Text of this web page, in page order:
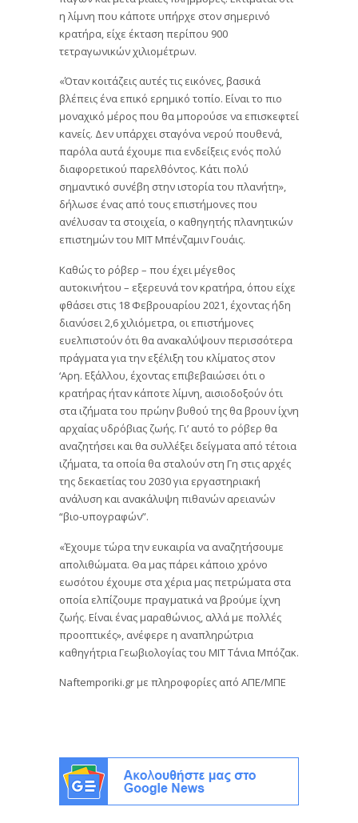
η λίμνη που κάποτε υπήρχε στον σημερινό
κρατήρα, είχε έκταση περίπου 900
τετραγωνικών χιλιομέτρων.
«Όταν κοιτάζεις αυτές τις εικόνες, βασικά
βλέπεις ένα επικό ερημικό τοπίο. Είναι το πιο
μοναχικό μέρος που θα μπορούσε να επισκεφτεί
κανείς. Δεν υπάρχει σταγόνα νερού πουθενά,
παρόλα αυτά έχουμε πια ενδείξεις ενός πολύ
διαφορετικού παρελθόντος. Κάτι πολύ
σημαντικό συνέβη στην ιστορία του πλανήτη»,
δήλωσε ένας από τους επιστήμονες που
ανέλυσαν τα στοιχεία, ο καθηγητής πλανητικών
επιστημών του ΜΙΤ Μπένζαμιν Γουάις.
Καθώς το ρόβερ – που έχει μέγεθος
αυτοκινήτου – εξερευνά τον κρατήρα, όπου είχε
φθάσει στις 18 Φεβρουαρίου 2021, έχοντας ήδη
διανύσει 2,6 χιλιόμετρα, οι επιστήμονες
ευελπιστούν ότι θα ανακαλύψουν περισσότερα
πράγματα για την εξέλιξη του κλίματος στον
‘Αρη. Εξάλλου, έχοντας επιβεβαιώσει ότι ο
κρατήρας ήταν κάποτε λίμνη, αισιοδοξούν ότι
στα ιζήματα του πρώην βυθού της θα βρουν ίχνη
αρχαίας υδρόβιας ζωής. Γι’ αυτό το ρόβερ θα
αναζητήσει και θα συλλέξει δείγματα από τέτοια
ιζήματα, τα οποία θα σταλούν στη Γη στις αρχές
της δεκαετίας του 2030 για εργαστηριακή
ανάλυση και ανακάλυψη πιθανών αρειανών
“βιο-υπογραφών”.
«Έχουμε τώρα την ευκαιρία να αναζητήσουμε
απολιθώματα. Θα μας πάρει κάποιο χρόνο
εωσότου έχουμε στα χέρια μας πετρώματα στα
οποία ελπίζουμε πραγματικά να βρούμε ίχνη
ζωής. Είναι ένας μαραθώνιος, αλλά με πολλές
προοπτικές», ανέφερε η αναπληρώτρια
καθηγήτρια Γεωβιολογίας του ΜΙΤ Τάνια Μπόζακ.
Naftemporiki.gr με πληροφορίες από ΑΠΕ/ΜΠΕ